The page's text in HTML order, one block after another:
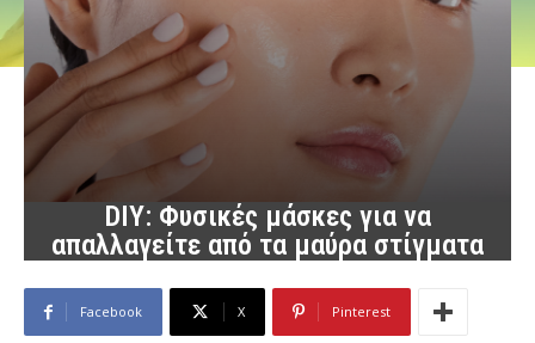
DIY: Φυσικές μάσκες για να
απαλλαγείτε από τα μαύρα στίγματα
Facebook X Pinterest